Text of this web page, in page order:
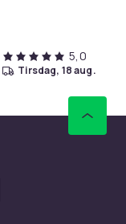
5,0
tirsdag, 18 aug.